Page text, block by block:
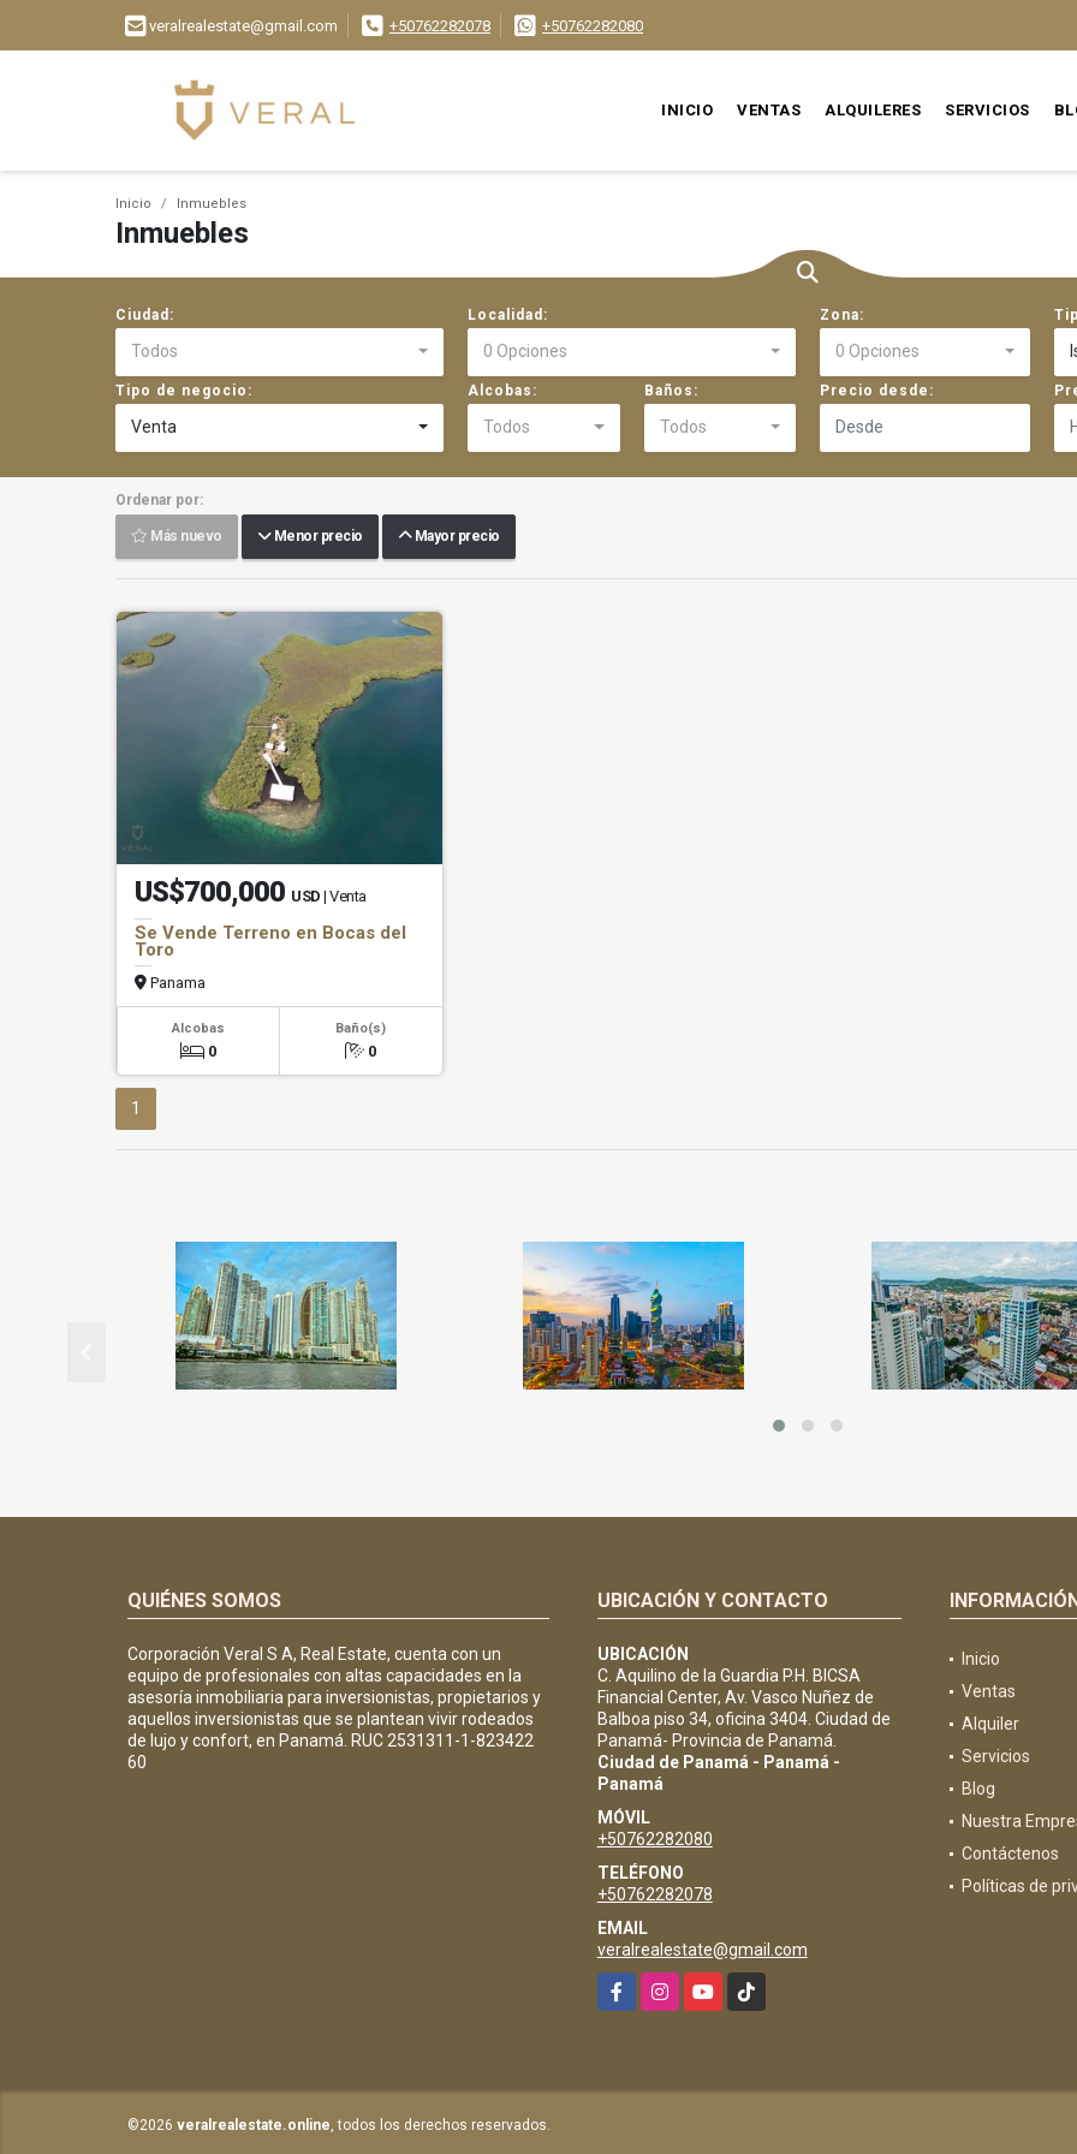
veralrealestate@gmail.com +50762282078 +50762282080
INICIO VENTAS ALQUILERES SERVICIOS
Inicio Inmuebles
Inmuebles
Ciudad:
Todos
Localidad:
0 Opciones
Zona:
0 Opciones
Tipo de negocio:
Venta
Alcobas:
Todos
Baños:
Todos
Precio desde:
Ordenar por:
Más nuevo Menor precio Mayor precio
US$700,000 USD | Venta
Se Vende Terreno en Bocas del
Toro
Panama
Alcobas
0
Baño(s)
0
1
QUIÉNES SOMOS
Corporación Veral S A, Real Estate, cuenta con un
equipo de profesionales con altas capacidades en la
asesoría inmobiliaria para inversionistas, propietarios y
aquellos inversionistas que se plantean vivir rodeados
de lujo y confort, en Panamá. RUC 2531311-1-823422
60
UBICACIÓN Y CONTACTO
UBICACIÓN
C. Aquilino de la Guardia P.H. BICSA
Financial Center, Av. Vasco Nuñez de
Balboa piso 34, oficina 3404. Ciudad de
Panamá- Provincia de Panamá.
Ciudad de Panamá - Panamá -
Panamá
MÓVIL
+50762282080
TELÉFONO
+50762282078
EMAIL
veralrealestate@gmail.com
FacebookInstagramYouTubeTikTok
Inicio
Ventas
Alquiler
Servicios
Blog
Nuestra
Contáctenos
Políticas de
©2026 veralrealestate.online, todos los derechos reservados.